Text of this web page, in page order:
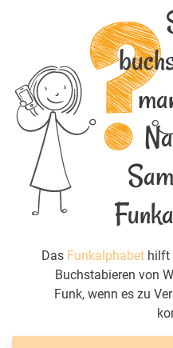
Das Funkalphabet hilft
Buchstabieren von
Funk, wenn es zu